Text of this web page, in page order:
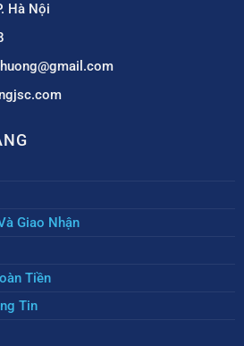
Hà Nội
Giao Nhận
Tiền
Tin